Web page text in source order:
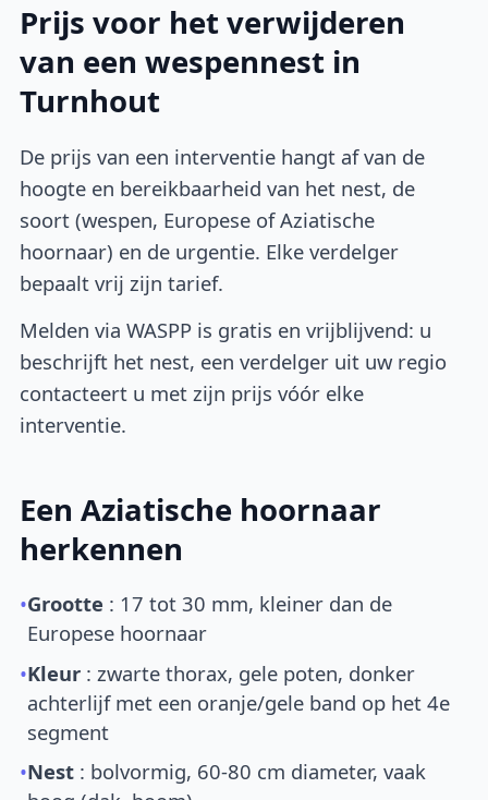
Prijs voor het verwijderen
van een wespennest in
Turnhout
De prijs van een interventie hangt af van de
hoogte en bereikbaarheid van het nest, de
soort (wespen, Europese of Aziatische
hoornaar) en de urgentie. Elke verdelger
bepaalt vrij zijn tarief.
Melden via WASPP is gratis en vrijblijvend: u
beschrijft het nest, een verdelger uit uw regio
contacteert u met zijn prijs vóór elke
interventie.
Een Aziatische hoornaar
herkennen
•Grootte : 17 tot 30 mm, kleiner dan de
Europese hoornaar
•Kleur : zwarte thorax, gele poten, donker
achterlijf met een oranje/gele band op het 4e
segment
•Nest : bolvormig, 60-80 cm diameter, vaak